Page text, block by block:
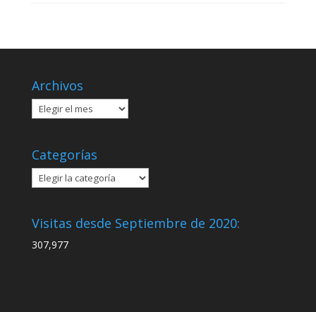
Archivos
Archivos
Categorías
Categorías
Visitas desde Septiembre de 2020:
307,977